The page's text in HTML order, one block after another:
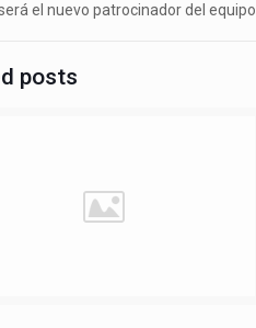
el nuevo patrocinador del equipo
posts